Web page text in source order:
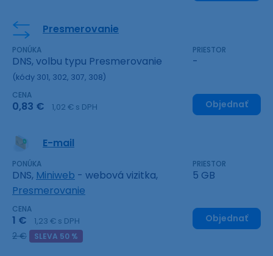
Presmerovanie
PONÚKA
DNS, volbu typu Presmerovanie
(kódy 301, 302, 307, 308)
PRIESTOR
-
CENA
0,83 € 1,02 € s DPH Objednať
E-mail
PONÚKA
DNS, Miniweb - webová vizitka,
Presmerovanie
PRIESTOR
5 GB
CENA
1 € 1,23 € s DPH
2 € SLEVA 50 %
Objednať